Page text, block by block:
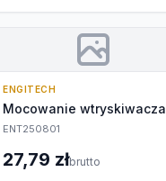
ENGITECH
Mocowanie wtryskiwacza
ENT250801
27,79 złbrutto